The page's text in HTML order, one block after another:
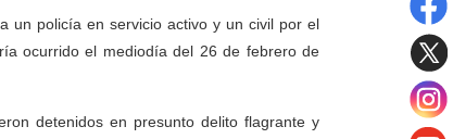
un policía en servicio activo y un civil por el
ocurrido el mediodía del 26 de febrero de
detenidos en presunto delito flagrante y